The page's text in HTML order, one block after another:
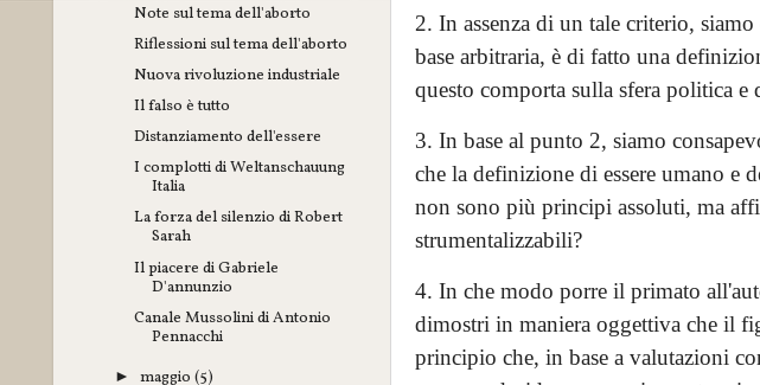
2. In assenza di un tale criterio,
base arbitraria, è di fatto una
questo comporta sulla sfera politica e
3. In base al punto 2, siamo
che la definizione di essere umano e
non sono più principi assoluti, ma
strumentalizzabili?
4. In che modo porre il primato
dimostri in maniera oggettiva che il
principio che, in base a valutazioni
Note sul tema dell'aborto
Riflessioni sul tema dell'aborto
Nuova rivoluzione industriale
Il falso è tutto
Distanziamento dell'essere
I complotti di Weltanschauung
Italia
La forza del silenzio di Robert
Sarah
Il piacere di Gabriele
D'annunzio
Canale Mussolini di Antonio
Pennacchi
► maggio (5)